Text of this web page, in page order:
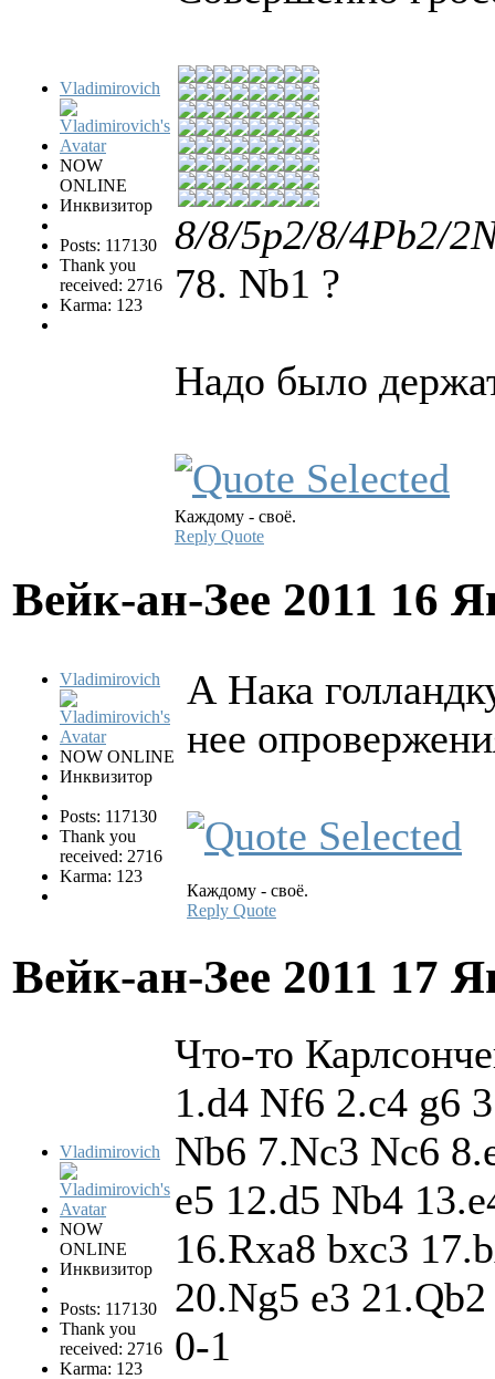
Vladimirovich
NOW
ONLINE
Инквизитор
Posts: 117130
Thank you
received: 2716
Karma: 123
8/8/5p2/8/4Pb2/
78. Nb1 ?
Надо было
Каждому - своё.
Reply Quote
Вейк-ан-Зее 2011 16
Vladimirovich
NOW ONLINE
Инквизитор
Posts: 117130
Thank you
received: 2716
Karma: 123
А Нака
нее
Каждому - своё.
Reply Quote
Вейк-ан-Зее 2011 17
Vladimirovich
NOW
ONLINE
Инквизитор
Posts: 117130
Thank you
received: 2716
Karma: 123
Что-то
1.d4 Nf6 2.c4 g6
Nb6 7.Nc3 Nc6
e5 12.d5 Nb4
16.Rxa8 bxc3
20.Ng5 e3
0-1